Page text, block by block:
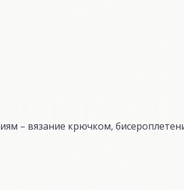
– вязание крючком,